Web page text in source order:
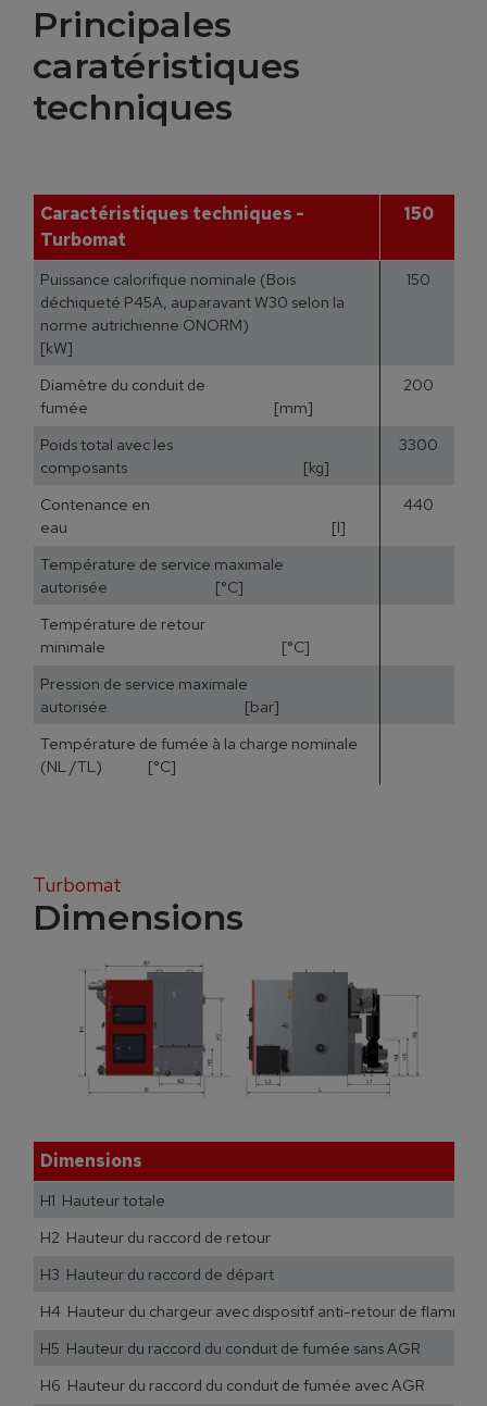
Principales
caratéristiques
techniques
Caractéristiques techniques -
Turbomat
150
Puissance calorifique nominale (Bois
déchiqueté P45A, auparavant W30 selon la
norme autrichienne ÖNORM)
[kW]
150
Diamètre du conduit de
fumée [mm]
200
Poids total avec les
composants [kg]
3300
Contenance en
eau [l]
440
Température de service maximale
autorisée [°C]
Température de retour
minimale [°C]
Pression de service maximale
autorisée [bar]
Température de fumée à la charge nominale
(NL /TL) [°C]
Turbomat
Dimensions
Dimensions
H1 Hauteur totale
H2 Hauteur du raccord de retour
H3 Hauteur du raccord de départ
H4 Hauteur du chargeur avec dispositif anti-retour de flamme
H5 Hauteur du raccord du conduit de fumée sans AGR
H6 Hauteur du raccord du conduit de fumée avec AGR